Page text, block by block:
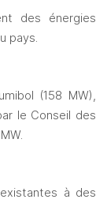
des énergies
pays.
(158 MW),
le Conseil des
à des